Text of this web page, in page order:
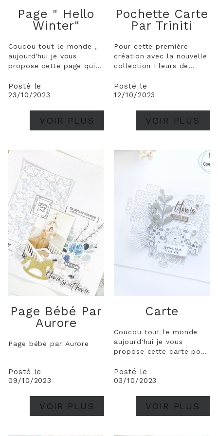
Page " Hello
Winter"
Coucou tout le monde ,
aujourd'hui je vous
propose cette page qui
pochoir de la collection.
Un nouveau produit
avec une encre distress "
Posté le
23/10/2023
VOIR PLUS
Pochette Carte
Par Triniti
Pour cette première
création avec la nouvelle
collection Fleurs de
dans le thème avec cet
esprit fleuri qu'on
carte. On retrouve de la
Posté le
12/10/2023
VOIR PLUS
Page Bébé Par
Aurore
Page bébé par Aurore
Posté le
09/10/2023
VOIR PLUS
Carte
Coucou tout le monde
aujourd'hui je vous
propose cette carte pour
planche de tampon "
moment en famille " .
j'aime beaucoup. Pour
Posté le
03/10/2023
VOIR PLUS